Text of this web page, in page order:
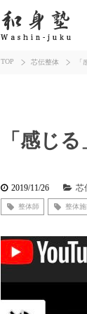
TOP 芯伝整体
「感じ
2019/11/26 芯
整体師 整体